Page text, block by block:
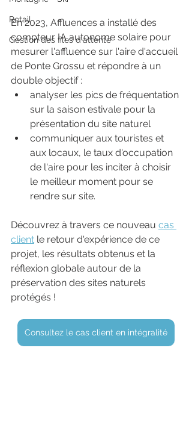
Retail
Gestion des files d'attente
En 2023, Affluences a installé des
compteur IA autonome solaire pour
mesurer l'affluence sur l'aire d'accueil
de Ponte Grossu et répondre à un
double objectif :
analyser les pics de fréquentation
sur la saison estivale pour la
présentation du site naturel
communiquer aux touristes et
aux locaux, le taux d'occupation
de l'aire pour les inciter à choisir
le meilleur moment pour se
rendre sur site.
Découvrez à travers ce nouveau cas
client le retour d'expérience de ce
projet, les résultats obtenus et la
réflexion globale autour de la
préservation des sites naturels
protégés !
Consultez le cas client en intégralité